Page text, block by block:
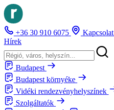
+36 30 910 6075 Kapcsolat
Hírek
Budapest
Budapest környéke
Vidéki rendezvényhelyszínek
Szolgáltatók